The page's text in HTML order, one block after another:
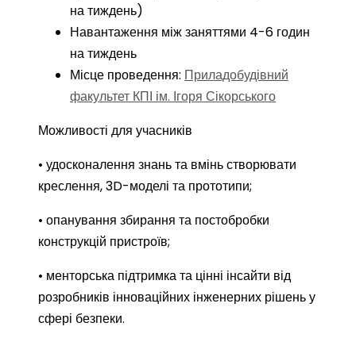
на тиждень)
Навантаження між заняттями 4-6 годин
на тиждень
Місце проведення: Приладобудівний
факультет КПІ ім. Ігоря Сікорського
Можливості для учасників
• удосконалення знань та вмінь створювати
креслення, 3D-моделі та прототипи;
• опанування збирання та постобробки
конструкцій пристроїв;
• менторська підтримка та цінні інсайти від
розробників інноваційних інженерних рішень у
сфері безпеки.